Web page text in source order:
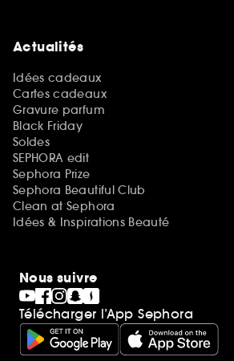
Actualités
Idées cadeaux
Cartes cadeaux
Gravure parfum
Black Friday
Soldes
SEPHORA edit
Sephora Prize
Sephora Beautiful Club
Clean at Sephora
Idées & Inspirations Beauté
Nous suivre
Télécharger l’App Sephora